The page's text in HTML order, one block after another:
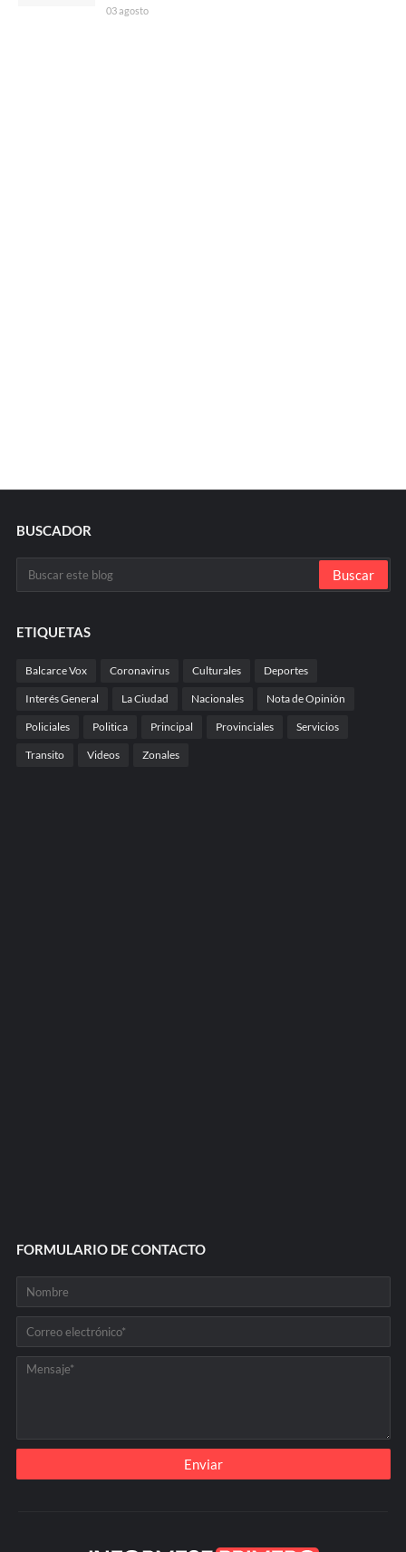
03 agosto
BUSCADOR
ETIQUETAS
Balcarce Vox Coronavirus Culturales Deportes
Interés General La Ciudad Nacionales Nota de Opinión
Policiales Politica Principal Provinciales Servicios
Transito Videos Zonales
FORMULARIO DE CONTACTO